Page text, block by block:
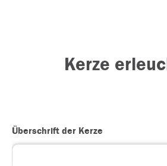
Kerze
Überschrift der Kerze